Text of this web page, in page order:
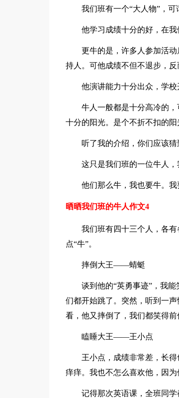
我们班有一个“大人物”，可
他学习成绩十分的好，在我们
更牛的是，许多人参加活动
持人。可他成绩不但不退步，反
他演讲能力十分出众，学校
牛人一般都是十分高冷的，可
十分的阳光。是个不折不扣的
听了我的介绍，你们应该猜
这只是我们班的一位牛人，
他们那么牛，我也要牛。我
晒晒我们班的牛人作文4
我们班有四十三个人，各有
点“牛”。
摔倒大王——蜻蜓
谈到他的“英勇事迹”，我能
们都开始跳了。突然，听到一
看，他又摔倒了，我们都笑得
瞌睡大王——王小点
王小点，成绩非常差，长得
痒痒。我也不怎么喜欢他，因为
记得那次英语课，全班同学